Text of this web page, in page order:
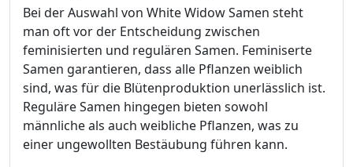
Bei der Auswahl von White Widow Samen steht
man oft vor der Entscheidung zwischen
feminisierten und regulären Samen. Feminiserte
Samen garantieren, dass alle Pflanzen weiblich
sind, was für die Blütenproduktion unerlässlich ist.
Reguläre Samen hingegen bieten sowohl
männliche als auch weibliche Pflanzen, was zu
einer ungewollten Bestäubung führen kann.